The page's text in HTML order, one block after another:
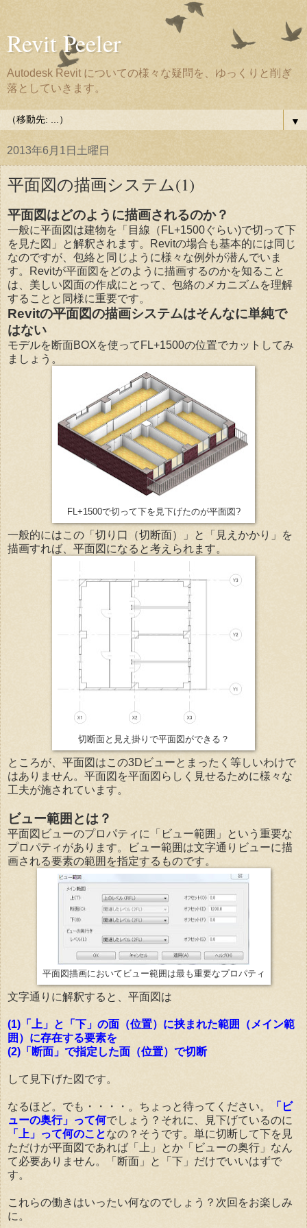
Revit Peeler
Autodesk Revit についての様々な疑問を、ゆっくりと削ぎ
落としていきます。
▼
2013年6月1日土曜日
平面図の描画システム(1)
平面図はどのように描画されるのか？
一般に平面図は建物を「目線（FL+1500ぐらい)で切って下
を見た図」と解釈されます。Revitの場合も基本的には同じ
なのですが、包絡と同じように様々な例外が潜んでいま
す。Revitが平面図をどのように描画するのかを知ること
は、美しい図面の作成にとって、包絡のメカニズムを理解
することと同様に重要です。
Revitの平面図の描画システムはそんなに単純で
はない
モデルを断面BOXを使ってFL+1500の位置でカットしてみ
ましょう。
FL+1500で切って下を見下げたのが平面図?
一般的にはこの「切り口（切断面）」と「見えかかり」を
描画すれば、平面図になると考えられます。
切断面と見え掛りで平面図ができる？
ところが、平面図はこの3Dビューとまったく等しいわけで
はありません。平面図を平面図らしく見せるために様々な
工夫が施されています。
ビュー範囲とは？
平面図ビューのプロパティに「ビュー範囲」という重要な
プロパティがあります。ビュー範囲は文字通りビューに描
画される要素の範囲を指定するものです。
平面図描画においてビュー範囲は最も重要なプロパティ
文字通りに解釈すると、平面図は
(1)「上」と「下」の面（位置）に挟まれた範囲（メイン範
囲）に存在する要素を
(2)「断面」で指定した面（位置）で切断
して見下げた図です。
なるほど。でも・・・・。ちょっと待ってください。
「ビ
ューの奥行」って何でしょう？それに、見下げているのに
「上」って何のことなの？そうです。単に切断して下を見
ただけが平面図であれば「上」とか「ビューの奥行」なん
て必要ありません。「断面」と「下」だけでいいはずで
す。
これらの働きはいったい何なのでしょう？次回をお楽しみ
に。